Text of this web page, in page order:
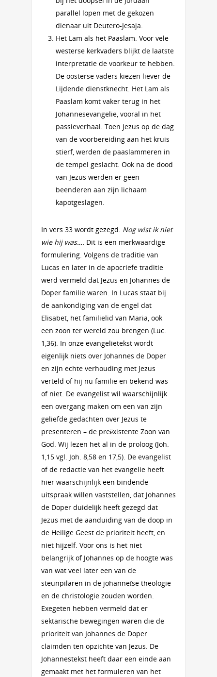
parallel lopen met de gekozen
dienaar uit Deutero-Jesaja.
Het Lam als het Paaslam. Voor vele
westerse kerkvaders blijkt de laatste
interpretatie de voorkeur te hebben.
De oosterse vaders kiezen liever de
Lijdende dienstknecht. Het Lam als
Paaslam komt vaker terug in het
Johannesevangelie, vooral in het
passieverhaal. Toen Jezus op de dag
van de voorbereiding aan het kruis
stierf, werden de paaslammeren in
de tempel geslacht. Ook na de dood
van Jezus werden er geen
beenderen aan zijn lichaam
kapotgeslagen.
In vers 33 wordt gezegd: Nog wist ik niet
wie hij was…. Dit is een merkwaardige
formulering. Volgens de traditie van
Lucas en later in de apocriefe traditie
werd vermeld dat Jezus en Johannes de
Doper familie waren. In Lucas staat bij
de aankondiging van de engel dat
Elisabet, het familielid van Maria, ook
een zoon ter wereld zou brengen (Luc.
1,36). In onze evangelietekst wordt
eigenlijk niets over Johannes de Doper
en zijn echte verhouding met Jezus
verteld of hij nu familie en bekend was
of niet. De evangelist wil waarschijnlijk
een overgang maken om een van zijn
geliefde gedachten over Jezus te
presenteren – de preëxistente Zoon van
God. Wij lezen het al in de proloog (Joh.
1,15 vgl. Joh. 8,58 en 17,5). De evangelist
of de redactie van het evangelie heeft
hier waarschijnlijk een bindende
uitspraak willen vaststellen, dat Johannes
de Doper duidelijk heeft gezegd dat
Jezus met de aanduiding van de doop in
de Heilige Geest de prioriteit heeft, en
niet hijzelf. Voor ons is het niet
belangrijk of Johannes op de hoogte was
van wat veel later een van de
steunpilaren in de johanneïse theologie
en de christologie zouden worden.
Exegeten hebben vermeld dat er
sektarische bewegingen waren die de
prioriteit van Johannes de Doper
claimden ten opzichte van Jezus. De
Johannestekst heeft daar een einde aan
gemaakt met het formuleren van het